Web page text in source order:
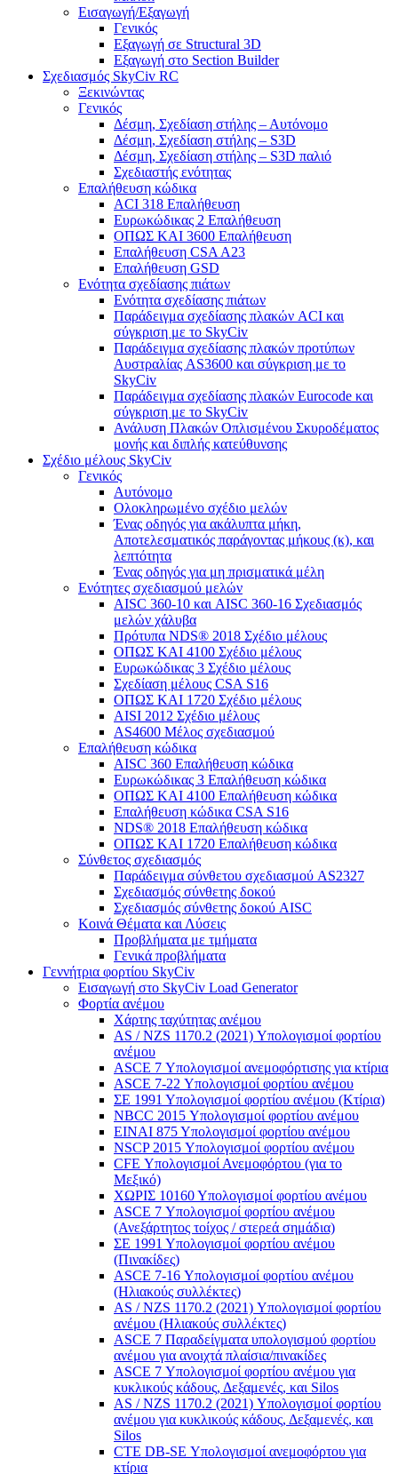
Εισαγωγή/Εξαγωγή
Γενικός
Εξαγωγή σε Structural 3D
Εξαγωγή στο Section Builder
Σχεδιασμός SkyCiv RC
Ξεκινώντας
Γενικός
Δέσμη, Σχεδίαση στήλης – Αυτόνομο
Δέσμη, Σχεδίαση στήλης – S3D
Δέσμη, Σχεδίαση στήλης – S3D παλιό
Σχεδιαστής ενότητας
Επαλήθευση κώδικα
ACI 318 Επαλήθευση
Ευρωκώδικας 2 Επαλήθευση
ΟΠΩΣ ΚΑΙ 3600 Επαλήθευση
Επαλήθευση CSA A23
Επαλήθευση GSD
Ενότητα σχεδίασης πιάτων
Ενότητα σχεδίασης πιάτων
Παράδειγμα σχεδίασης πλακών ACI και
σύγκριση με το SkyCiv
Παράδειγμα σχεδίασης πλακών προτύπων
Αυστραλίας AS3600 και σύγκριση με το
SkyCiv
Παράδειγμα σχεδίασης πλακών Eurocode και
σύγκριση με το SkyCiv
Ανάλυση Πλακών Οπλισμένου Σκυροδέματος
μονής και διπλής κατεύθυνσης
Σχέδιο μέλους SkyCiv
Γενικός
Αυτόνομο
Ολοκληρωμένο σχέδιο μελών
Ένας οδηγός για ακάλυπτα μήκη,
Αποτελεσματικός παράγοντας μήκους (κ), και
λεπτότητα
Ένας οδηγός για μη πρισματικά μέλη
Ενότητες σχεδιασμού μελών
AISC 360-10 και AISC 360-16 Σχεδιασμός
μελών χάλυβα
Πρότυπα NDS® 2018 Σχέδιο μέλους
ΟΠΩΣ ΚΑΙ 4100 Σχέδιο μέλους
Ευρωκώδικας 3 Σχέδιο μέλους
Σχεδίαση μέλους CSA S16
ΟΠΩΣ ΚΑΙ 1720 Σχέδιο μέλους
AISI 2012 Σχέδιο μέλους
AS4600 Μέλος σχεδιασμού
Επαλήθευση κώδικα
AISC 360 Επαλήθευση κώδικα
Ευρωκώδικας 3 Επαλήθευση κώδικα
ΟΠΩΣ ΚΑΙ 4100 Επαλήθευση κώδικα
Επαλήθευση κώδικα CSA S16
NDS® 2018 Επαλήθευση κώδικα
ΟΠΩΣ ΚΑΙ 1720 Επαλήθευση κώδικα
Σύνθετος σχεδιασμός
Παράδειγμα σύνθετου σχεδιασμού AS2327
Σχεδιασμός σύνθετης δοκού
Σχεδιασμός σύνθετης δοκού AISC
Κοινά Θέματα και Λύσεις
Προβλήματα με τμήματα
Γενικά προβλήματα
Γεννήτρια φορτίου SkyCiv
Εισαγωγή στο SkyCiv Load Generator
Φορτία ανέμου
Χάρτης ταχύτητας ανέμου
AS / NZS 1170.2 (2021) Υπολογισμοί φορτίου
ανέμου
ASCE 7 Υπολογισμοί ανεμοφόρτισης για κτίρια
ASCE 7-22 Υπολογισμοί φορτίου ανέμου
ΣΕ 1991 Υπολογισμοί φορτίου ανέμου (Κτίρια)
NBCC 2015 Υπολογισμοί φορτίου ανέμου
ΕΙΝΑΙ 875 Υπολογισμοί φορτίου ανέμου
NSCP 2015 Υπολογισμοί φορτίου ανέμου
CFE Υπολογισμοί Ανεμοφόρτου (για το
Μεξικό)
ΧΩΡΙΣ 10160 Υπολογισμοί φορτίου ανέμου
ASCE 7 Υπολογισμοί φορτίου ανέμου
(Ανεξάρτητος τοίχος / στερεά σημάδια)
ΣΕ 1991 Υπολογισμοί φορτίου ανέμου
(Πινακίδες)
ASCE 7-16 Υπολογισμοί φορτίου ανέμου
(Ηλιακούς συλλέκτες)
AS / NZS 1170.2 (2021) Υπολογισμοί φορτίου
ανέμου (Ηλιακούς συλλέκτες)
ASCE 7 Παραδείγματα υπολογισμού φορτίου
ανέμου για ανοιχτά πλαίσια/πινακίδες
ASCE 7 Υπολογισμοί φορτίου ανέμου για
κυκλικούς κάδους, Δεξαμενές, και Silos
AS / NZS 1170.2 (2021) Υπολογισμοί φορτίου
ανέμου για κυκλικούς κάδους, Δεξαμενές, και
Silos
CTE DB-SE Υπολογισμοί ανεμοφόρτου για
κτίρια